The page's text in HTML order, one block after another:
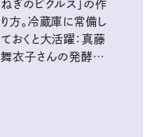
ねぎのピクルス」の作
り方。冷蔵庫に常備し
ておくと大活躍：真藤
舞衣子さんの発酵と